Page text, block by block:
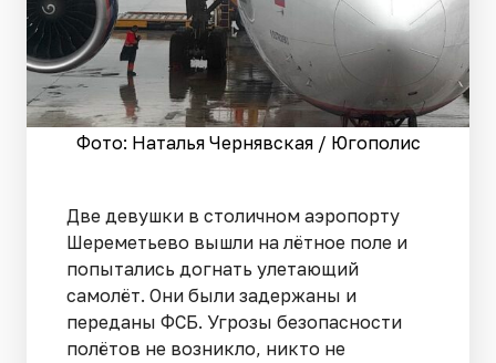
Фото: Наталья Чернявская / Югополис
Две девушки в столичном аэропорту
Шереметьево вышли на лётное поле и
попытались догнать улетающий
самолёт. Они были задержаны и
переданы ФСБ. Угрозы безопасности
полётов не возникло, никто не